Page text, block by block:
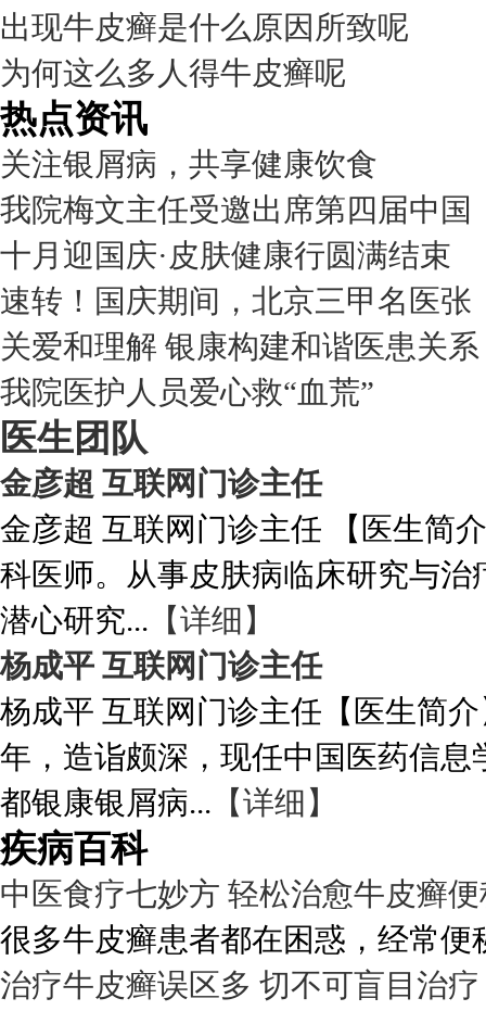
出现牛皮癣是什么原因所致呢
为何这么多人得牛皮癣呢
热点资讯
关注银屑病，共享健康饮食
我院梅文主任受邀出席第四届中国
十月迎国庆·皮肤健康行圆满结束
速转！国庆期间，北京三甲名医张
关爱和理解 银康构建和谐医患关系
我院医护人员爱心救“血荒”
医生团队
金彦超 互联网门诊主任
金彦超 互联网门诊主任 【医生简
科医师。从事皮肤病临床研究与
潜心研究... 【详细】
杨成平 互联网门诊主任
杨成平 互联网门诊主任【医生简
年，造诣颇深，现任中国医药信
都银康银屑病... 【详细】
疾病百科
中医食疗七妙方 轻松治愈牛皮癣
很多牛皮癣患者都在困惑，经常便
治疗牛皮癣误区多 切不可盲目治疗